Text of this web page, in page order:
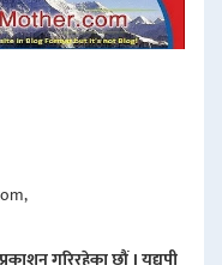
गरिरहेका छौं । यद्यपी